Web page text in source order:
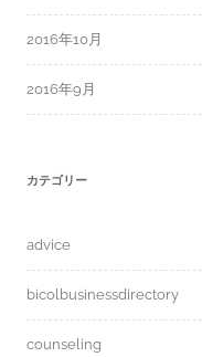
2016年10月
2016年9月
カテゴリー
advice
bicolbusinessdirectory
counseling